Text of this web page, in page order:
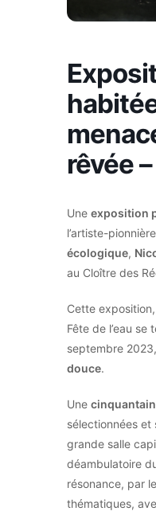
rêvée
Une exposition
l’artiste-
écologique,
au Cloître des
Cette
Fête de l’eau se
septembre
douce.
Une
sélectionnées et
grande salle
déambulatoire
résonance, par
thématiques,